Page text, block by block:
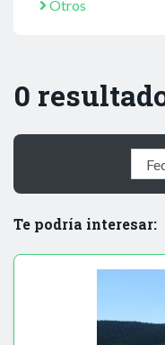
Otros
0
Te podría interesar: